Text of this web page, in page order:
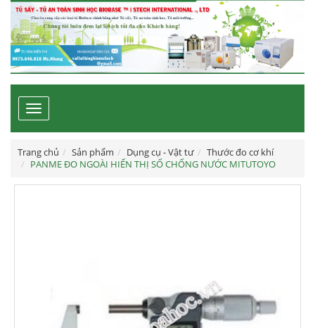
Toggle
navigation
Trang chủ Sản phẩm Dụng cụ - Vật tư
Thước đo cơ khí
PANME ĐO NGOÀI HIỂN THỊ SỐ CHỐNG NƯỚC MITUTOYO